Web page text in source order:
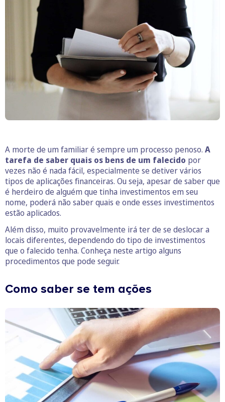
A morte de um familiar é sempre um processo penoso. A
tarefa de saber quais os bens de um falecido por
vezes não é nada fácil, especialmente se detiver vários
tipos de aplicações financeiras. Ou seja, apesar de saber que
é herdeiro de alguém que tinha investimentos em seu
nome, poderá não saber quais e onde esses investimentos
estão aplicados.
Além disso, muito provavelmente irá ter de se deslocar a
locais diferentes, dependendo do tipo de investimentos
que o falecido tenha. Conheça neste artigo alguns
procedimentos que pode seguir.
Como saber se tem ações